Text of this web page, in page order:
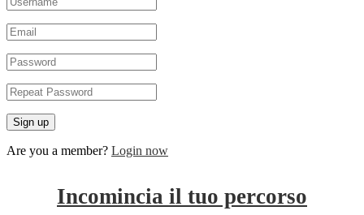
Are you a member? Login now
Incomincia il tuo percorso